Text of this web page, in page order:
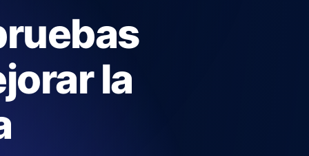
y rendimiento desde 25+ ubicaciones.
usuarios.
Comprobador de estado de API
Lista de herramientas web gratuitas
la